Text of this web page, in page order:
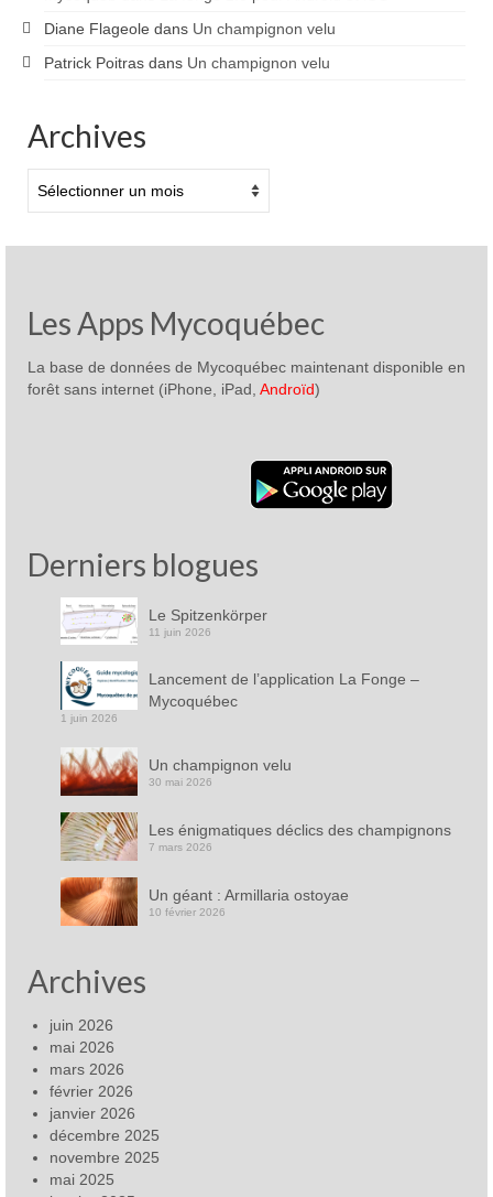
Diane Flageole dans Un champignon velu
Patrick Poitras dans Un champignon velu
Archives
Les Apps Mycoquébec
La base de données de Mycoquébec maintenant disponible en
forêt sans internet (iPhone, iPad, Androïd)
Derniers blogues
Le Spitzenkörper
11 juin 2026
Lancement de l’application La Fonge –
Mycoquébec
1 juin 2026
Un champignon velu
30 mai 2026
Les énigmatiques déclics des champignons
7 mars 2026
Un géant : Armillaria ostoyae
10 février 2026
Archives
juin 2026
mai 2026
mars 2026
février 2026
janvier 2026
décembre 2025
novembre 2025
mai 2025